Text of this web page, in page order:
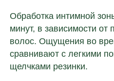
Обработка интимной
минут, в зависимости от
волос. Ощущения во
сравнивают с легкими
щелчками резинки.